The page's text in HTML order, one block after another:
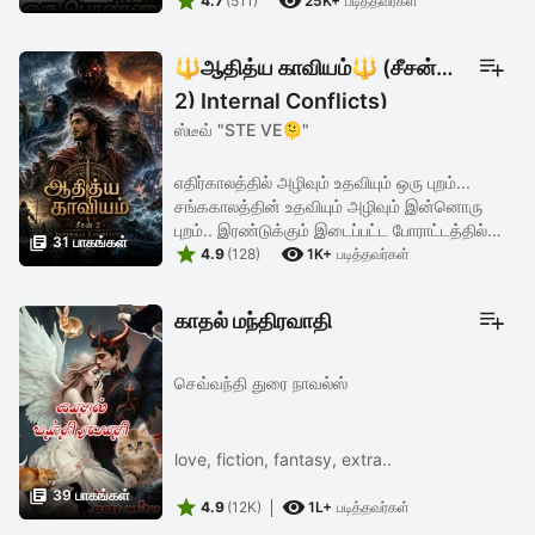
 31 பாகங்கள்
🔱ஆதித்ய காவியம்🔱 (சீசன்
2) Internal Conflicts)
ஸ்டீவ் "STE VE🫠"
எதிர்காலத்தில் அழிவும் உதவியும் ஒரு புறம்...
சங்ககாலத்தின் உதவியும் அழிவும் இன்னொரு
புறம்.. இரண்டுக்கும் இடைப்பட்ட போராட்டத்தில்
வெல்லப்போவது யார்..
 4.9 (128)  1K+ படித்தவர்கள்
 39 பாகங்கள்
காதல் மந்திரவாதி
செவ்வந்தி துரை நாவல்ஸ்
love, fiction, fantasy, extra..
 4.9 (12K)  1L+ படித்தவர்கள்